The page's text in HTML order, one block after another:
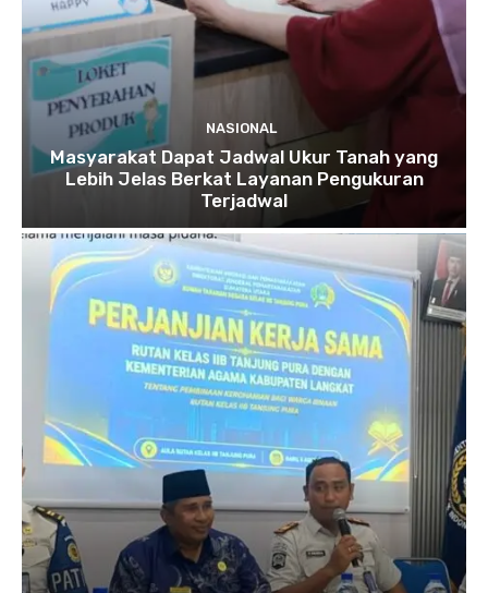
NASIONAL
Masyarakat Dapat Jadwal Ukur Tanah yang
Lebih Jelas Berkat Layanan Pengukuran
Terjadwal